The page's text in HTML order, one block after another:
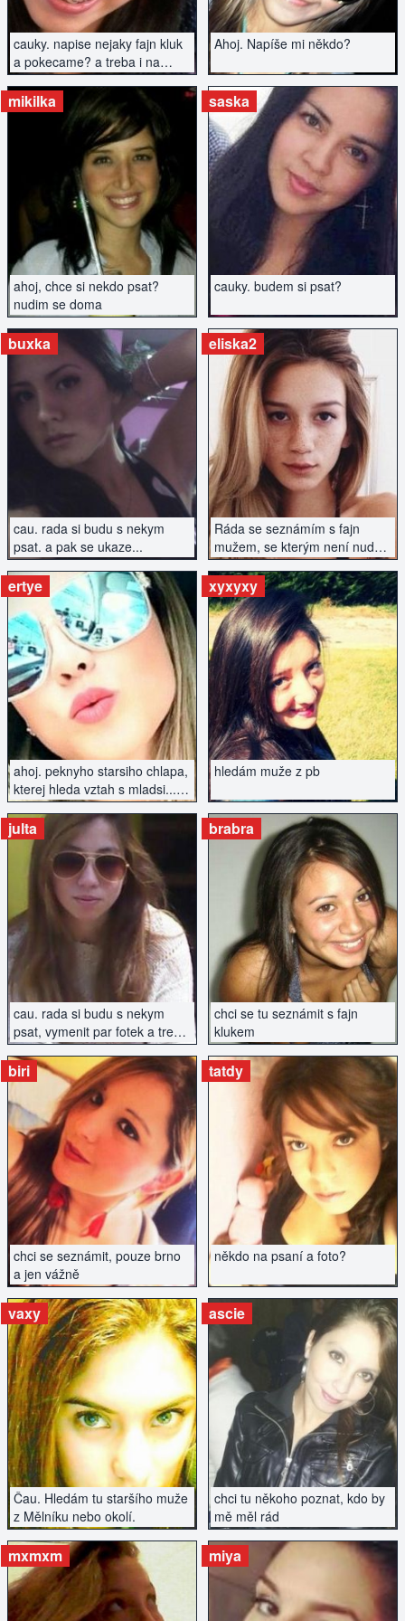
cauky. napise nejaky fajn kluk
a pokecame? a treba i na
rande zajdem...?
Ahoj. Napíše mi někdo?
ahoj, chce si nekdo psat?
nudim se doma
mikilka
ZOBRAZIT INZERÁT
cauky. budem si psat?
saska
ZOBRAZIT INZERÁT
cau. rada si budu s nekym
psat. a pak se ukaze...
buxka
ZOBRAZIT INZERÁT
Ráda se seznámím s fajn
mužem, se kterým není nuda
.)
eliska2
ZOBRAZIT INZERÁT
ahoj. peknyho starsiho chlapa,
kterej hleda vztah s mladsi...
najdu tu?
ertye
ZOBRAZIT INZERÁT
hledám muže z pb
xyxyxy
ZOBRAZIT INZERÁT
cau. rada si budu s nekym
psat, vymenit par fotek a treba
i sejit, kdz si budeme
rozumet...
julta
ZOBRAZIT INZERÁT
chci se tu seznámit s fajn
klukem
brabra
ZOBRAZIT INZERÁT
chci se seznámit, pouze brno
a jen vážně
biri
ZOBRAZIT INZERÁT
někdo na psaní a foto?
tatdy
ZOBRAZIT INZERÁT
Čau. Hledám tu staršího muže
z Mělníku nebo okolí.
vaxy
ZOBRAZIT INZERÁT
chci tu někoho poznat, kdo by
mě měl rád
ascie
ZOBRAZIT INZERÁT
mxmxm miya